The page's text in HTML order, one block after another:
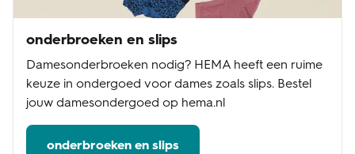
onderbroeken en slips
Damesonderbroeken nodig? HEMA heeft een ruime
keuze in ondergoed voor dames zoals slips. Bestel
jouw damesondergoed op hema.nl
onderbroeken en slips